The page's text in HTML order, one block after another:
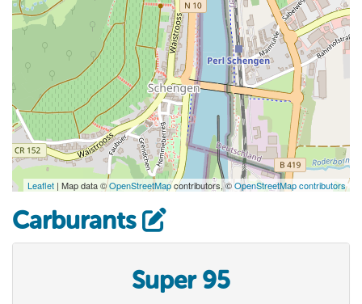
Leaflet | Map data ©OpenStreetMapcontributors, ©OpenStreetMap contributors
Carburants
Super 95